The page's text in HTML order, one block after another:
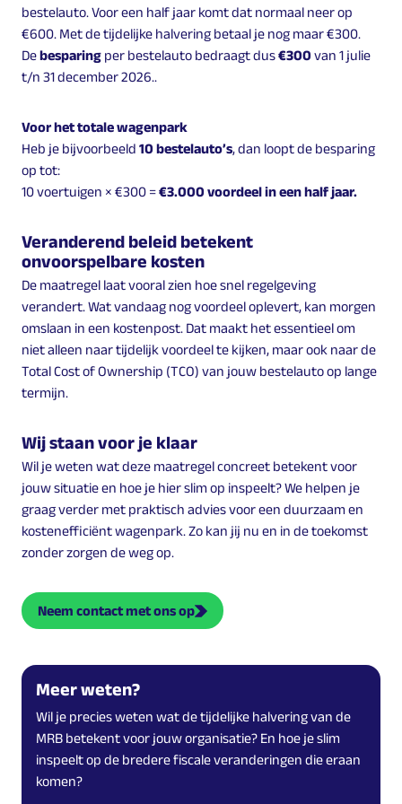
bestelauto. Voor een half jaar komt dat normaal neer op
€600. Met de tijdelijke halvering betaal je nog maar €300.
Debesparing per bestelauto bedraagt dus€300 van 1 julie
t/n 31 december 2026..
Voor het totale wagenpark
Heb je bijvoorbeeld 10 bestelauto’s, dan loopt de besparing
op tot:
10 voertuigen × €300 =€3.000 voordeel in een half jaar.
Veranderend beleid betekent
onvoorspelbare kosten
De maatregel laat vooral zien hoe snel regelgeving
verandert. Wat vandaag nog voordeel oplevert, kan morgen
omslaan in een kostenpost. Dat maakt het essentieel om
niet alleen naar tijdelijk voordeel te kijken, maar ook naar de
Total Cost of Ownership (TCO) van jouw bestelauto op lange
termijn.
Wij staan voor je klaar
Wil je weten wat deze maatregel concreet betekent voor
jouw situatie en hoe je hier slim op inspeelt? We helpen je
graag verder met praktisch advies voor een duurzaam en
kostenefficiënt wagenpark. Zo kan jij nu en in de toekomst
zonder zorgen de weg op.
Neem contact met ons op
Meer weten?
Wil je precies weten wat de tijdelijke halvering van de
MRB betekent voor jouw organisatie? En hoe je slim
inspeelt op de bredere fiscale veranderingen die eraan
komen?